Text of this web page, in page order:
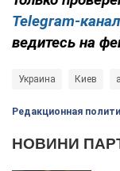
Telegram-
ведитесь на
Украина Киев
Редакционная